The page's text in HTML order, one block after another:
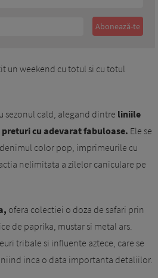
un weekend cu totul si cu totul
sezonul cald, alegand dintre liniile
cu adevarat fabuloase. Ele se
color pop, imprimeurile cu
nelimitata a zilelor caniculare pe
ofera colectiei o doza de safari prin
de paprika, mustar si metal ars.
tribale si influente aztece, care se
inca o data importanta detaliilor.